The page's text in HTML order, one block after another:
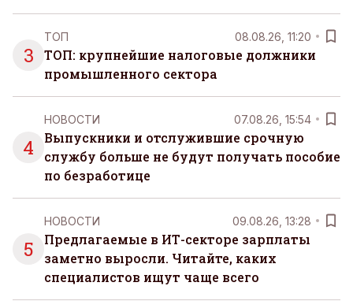
3
ТОП 08.08.26, 11:20
ТОП: крупнейшие налоговые должники
промышленного сектора
4
НОВОСТИ 07.08.26, 15:54
Выпускники и отслужившие срочную
службу больше не будут получать пособие
по безработице
5
НОВОСТИ 09.08.26, 13:28
Предлагаемые в ИТ-секторе зарплаты
заметно выросли. Читайте, каких
специалистов ищут чаще всего